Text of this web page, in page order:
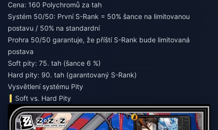
Cena: 160 Polychromů za tah
Systém 50/50: První S-Rank = 50% šance na limitovanou
postavu / 50% na standardní
Prohra 50/50 garantuje, že příští S-Rank bude limitovaná
postava
Soft pity: 75. tah (šance 6 %)
Hard pity: 90. tah (garantovaný S-Rank)
Vysvětlení systému Pity
Soft vs. Hard Pity